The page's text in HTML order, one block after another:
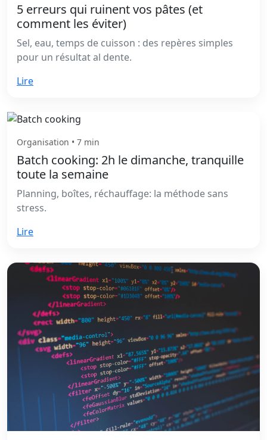
5 erreurs qui ruinent vos pâtes (et
comment les éviter)
Sel, eau, temps de cuisson : des repères simples
pour un résultat al dente.
Lire
Organisation • 7 min
Batch cooking: 2h le dimanche, tranquille
toute la semaine
Planning, boîtes, réchauffage: la méthode sans
stress.
Lire